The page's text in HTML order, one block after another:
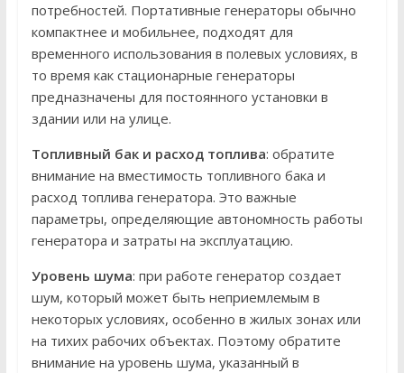
потребностей. Портативные генераторы обычно
компактнее и мобильнее, подходят для
временного использования в полевых условиях, в
то время как стационарные генераторы
предназначены для постоянного установки в
здании или на улице.
Топливный бак и расход топлива: обратите
внимание на вместимость топливного бака и
расход топлива генератора. Это важные
параметры, определяющие автономность работы
генератора и затраты на эксплуатацию.
Уровень шума: при работе генератор создает
шум, который может быть неприемлемым в
некоторых условиях, особенно в жилых зонах или
на тихих рабочих объектах. Поэтому обратите
внимание на уровень шума, указанный в